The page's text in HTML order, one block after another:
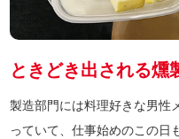
ときどき出される
製造部門には料理好きな男性
っていて、仕事始めのこの日